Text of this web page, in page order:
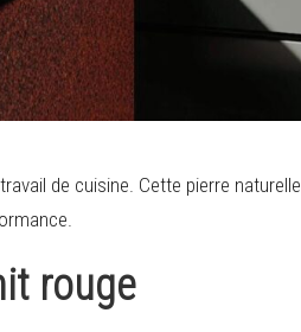
de cuisine. Cette pierre naturelle
rouge